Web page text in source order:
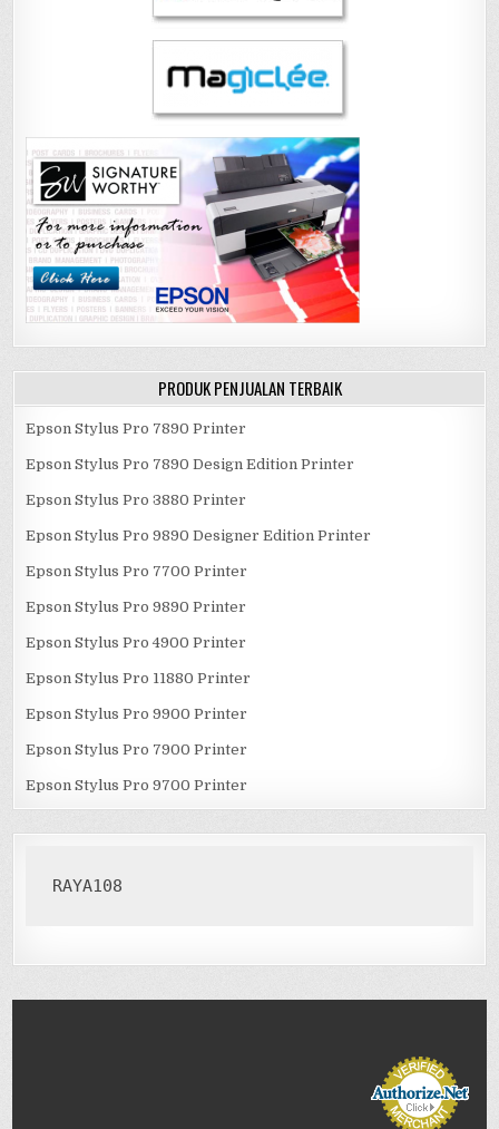
PRODUK PENJUALAN TERBAIK
Epson Stylus Pro 7890 Printer
Epson Stylus Pro 7890 Design Edition Printer
Epson Stylus Pro 3880 Printer
Epson Stylus Pro 9890 Designer Edition Printer
Epson Stylus Pro 7700 Printer
Epson Stylus Pro 9890 Printer
Epson Stylus Pro 4900 Printer
Epson Stylus Pro 11880 Printer
Epson Stylus Pro 9900 Printer
Epson Stylus Pro 7900 Printer
Epson Stylus Pro 9700 Printer
RAYA108